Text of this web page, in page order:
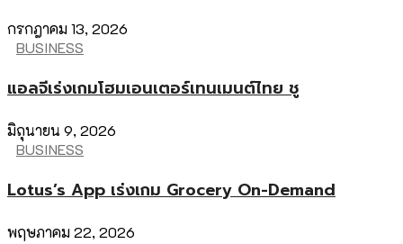
กรกฎาคม 13, 2026
BUSINESS
แอลจีเร่งเกมโฮมเอนเตอร์เทนเมนต์ไทย ชู
มิถุนายน 9, 2026
BUSINESS
Lotus’s App เร่งเกม Grocery On-Demand
พฤษภาคม 22, 2026